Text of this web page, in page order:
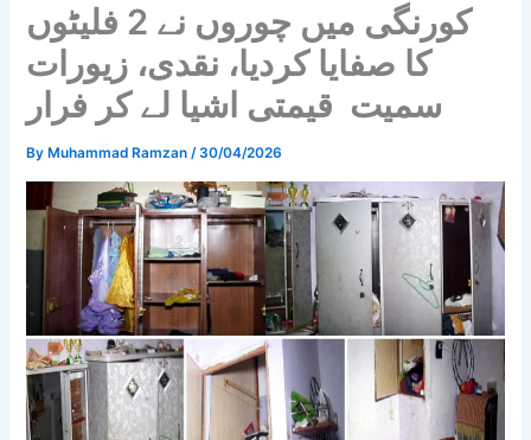
کورنگی میں چوروں نے 2 فلیٹوں
کا صفایا کردیا، نقدی، زیورات
سمیت قیمتی اشیا لے کر فرار
By Muhammad Ramzan/30/04/2026